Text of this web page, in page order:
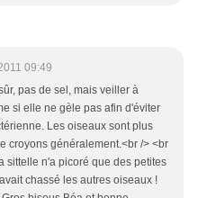
09:49
pas de sel, mais veiller à
si elle ne gèle pas afin d'éviter
Les oiseaux sont plus
croyons généralement.<br /> <br
sittelle n'a picoré que des petites
chassé les autres oiseaux !